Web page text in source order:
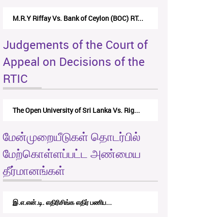
Nirmala Kannangara Vs.Lanka Building Ma...
Judgements of the Court of
Appeal on Decisions of the
RTIC
The Monetary Board of CBSL-vs-Verite Res...
மேன்முறையீடுகள் தொடர்பில்
மேற்கொள்ளப்பட்ட அண்மைய
தீர்மானங்கள்
RTICAppeal/15/2017 - கே.வி.கே. நவ...